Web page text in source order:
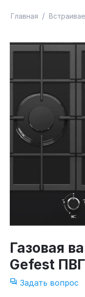
Главная /
Газовая
Gefest
Задать вопрос